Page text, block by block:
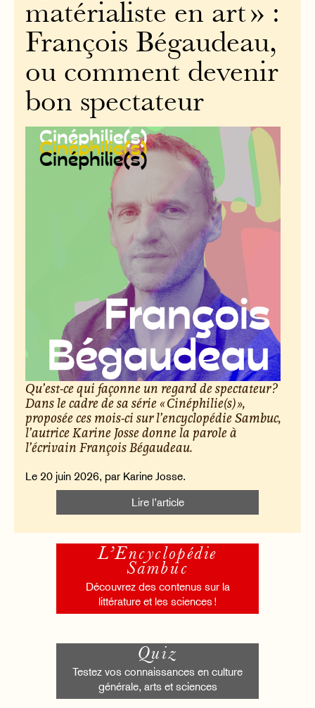
matérialiste en art » :
François Bégaudeau,
ou comment devenir
bon spectateur
Qu’est-ce qui façonne un regard de spectateur ?
Dans le cadre de sa série « Cinéphilie(s) »,
proposée ces mois-ci sur l’encyclopédie Sambuc,
l’autrice Karine Josse donne la parole à
l’écrivain François Bégaudeau.
Le 20 juin 2026, par Karine Josse.
Lire l’article
L’Encyclopédie
Sambuc
Découvrez des contenus sur la
littérature et les sciences !
Quiz
Testez vos connaissances en culture
générale, arts et sciences